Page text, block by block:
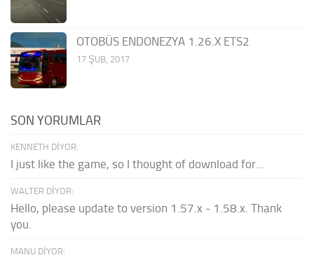
OTOBÜS ENDONEZYA 1.26.X ETS2
17 ŞUB, 2017
SON YORUMLAR
KENNETH DIYOR:
I just like the game, so I thought of download for...
WALTER DIYOR:
Hello, please update to version 1.57.x - 1.58.x. Thank
you.
MANU DIYOR: